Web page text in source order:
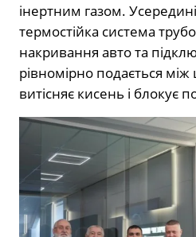
інертним газом.
термостійка система
накривання авто та
рівномірно подається
витісняє кисень і блокує